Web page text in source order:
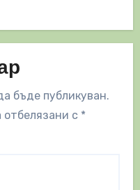
бъде публикуван.
с *